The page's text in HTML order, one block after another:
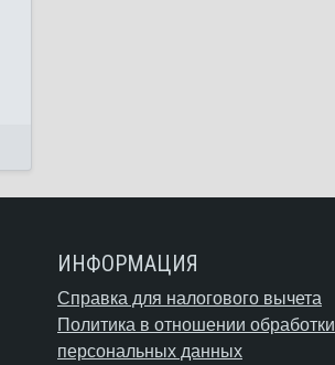
ИНФОРМАЦИЯ
Справка для налогового вычета
Политика в отношении обработки
персональных данных